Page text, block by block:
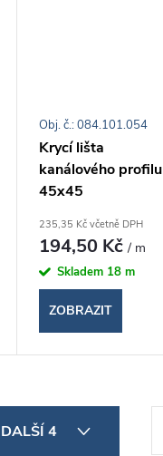
Krycí lišta
kanálového profilu
45x45
235,35 Kč včetně DPH
194,50 Kč/ m
Skladem 18 m
ZOBRAZIT
Obj. č.: 084.101.054
4